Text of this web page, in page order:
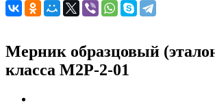
Мерник образцовый
класса М2Р-2-01